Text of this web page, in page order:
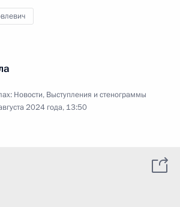
Новости, Выступления и стенограммы
2024 года, 13:50